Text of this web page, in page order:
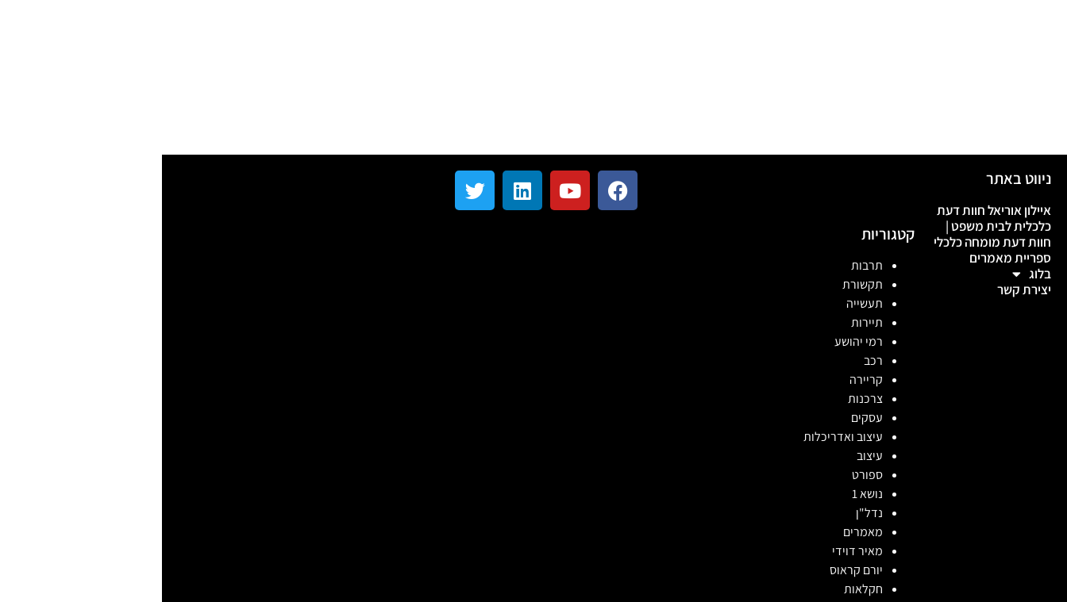
ניווט באתר
איילון אוריאל חוות דעת
כלכלית לבית משפט |
חוות דעת מומחה כלכלי
ספריית מאמרים
בלוג
יצירת קשר
קטגוריות
תרבות
תקשורת
תעשייה
תיירות
רמי יהושע
רכב
קריירה
צרכנות
עסקים
עיצוב ואדריכלות
עיצוב
ספורט
נושא 1
נדל"ן
מאמרים
מאיר דוידי
יורם קראוס
חקלאות